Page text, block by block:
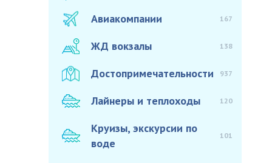
Авиакомпании 167
ЖД вокзалы 138
Достопримечательности 937
Лайнеры и теплоходы 120
Круизы, экскурсии по
воде
101